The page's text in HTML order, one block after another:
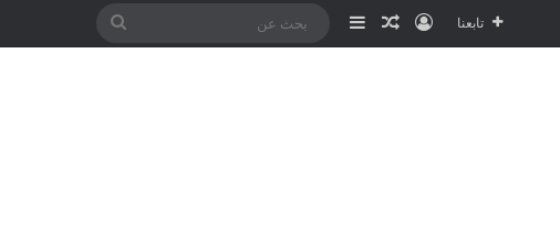
تابعنا تسجيل الدخول
مقال عشوائي
إضافة عمود جانبي
بحث